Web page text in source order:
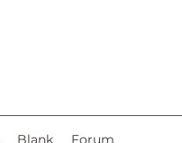
Blank Forum